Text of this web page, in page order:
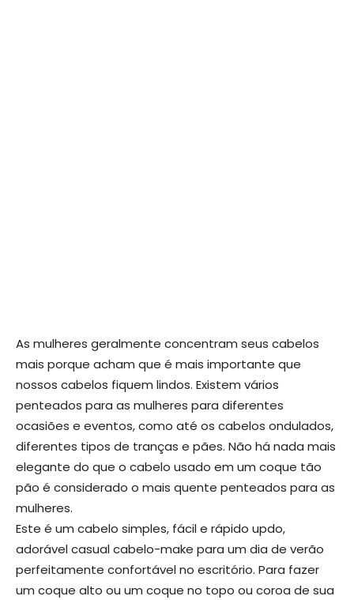
As mulheres geralmente concentram seus cabelos
mais porque acham que é mais importante que
nossos cabelos fiquem lindos. Existem vários
penteados para as mulheres para diferentes
ocasiões e eventos, como até os cabelos ondulados,
diferentes tipos de tranças e pães. Não há nada mais
elegante do que o cabelo usado em um coque tão
pão é considerado o mais quente penteados para as
mulheres.
Este é um cabelo simples, fácil e rápido updo,
adorável casual cabelo-make para um dia de verão
perfeitamente confortável no escritório. Para fazer
um coque alto ou um coque no topo ou coroa de sua